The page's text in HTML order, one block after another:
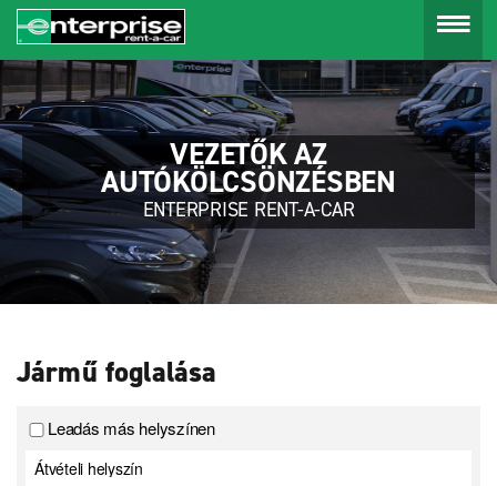
VEZETŐK AZ
AUTÓKÖLCSÖNZÉSBEN
ENTERPRISE RENT-A-CAR
Jármű foglalása
Leadás más helyszínen
Átvételi helyszín